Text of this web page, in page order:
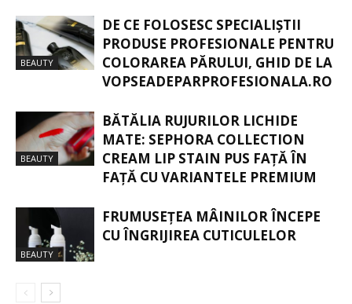
BEAUTY
DE CE FOLOSESC SPECIALIȘTII
PRODUSE PROFESIONALE PENTRU
COLORAREA PĂRULUI, GHID DE LA
VOPSEADEPARPROFESIONALA.RO
BEAUTY
BĂTĂLIA RUJURILOR LICHIDE
MATE: SEPHORA COLLECTION
CREAM LIP STAIN PUS FAȚĂ ÎN
FAȚĂ CU VARIANTELE PREMIUM
BEAUTY
FRUMUSEȚEA MÂINILOR ÎNCEPE
CU ÎNGRIJIREA CUTICULELOR